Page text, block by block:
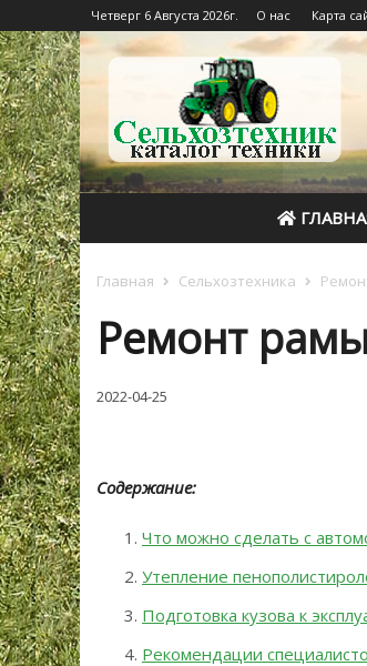
Четверг 6 Августа 2026г. О нас Карта
Главная Сельхозтехника
Ремонт
2022-04-25
Содержание:
Что можно сделать с
Утепление
Подготовка кузова к
Рекомендации